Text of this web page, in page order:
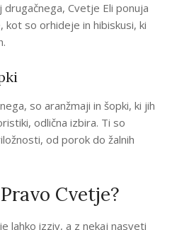
Cvetje Eli ponuja
kot so orhideje in hibiskusi, ki
so aranžmaji in šopki, ki jih
odlična izbira. Ti so
od porok do žalnih
Cvetje?
lahko izziv, a z nekaj nasveti